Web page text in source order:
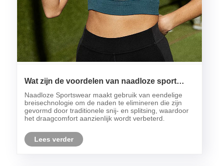
Wat zijn de voordelen van naadloze sport
zweren?
Naadloze Sportswear maakt gebruik van eendelige
breisechnologie om de naden te elimineren die zijn
gevormd door traditionele snij- en splitsing, waardoor
het draagcomfort aanzienlijk wordt verbeterd.
Lees verder